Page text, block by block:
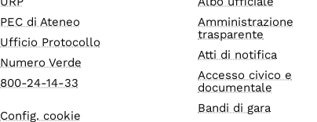
PEC di Ateneo
Ufficio Protocollo
Numero Verde
800-24-14-33
Config. cookie
Amministrazione
trasparente
Atti di notifica
Accesso civico e
documentale
Bandi di gara